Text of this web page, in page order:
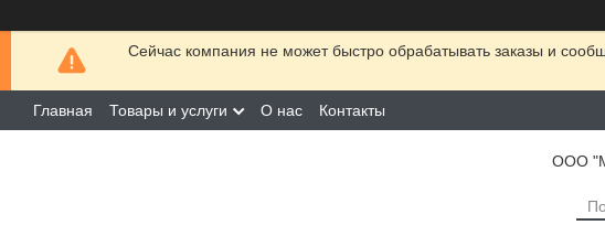
Сейчас компания не может быстро обрабатывать заказы и
Главная Товары и услуги О нас Контакты
ООО